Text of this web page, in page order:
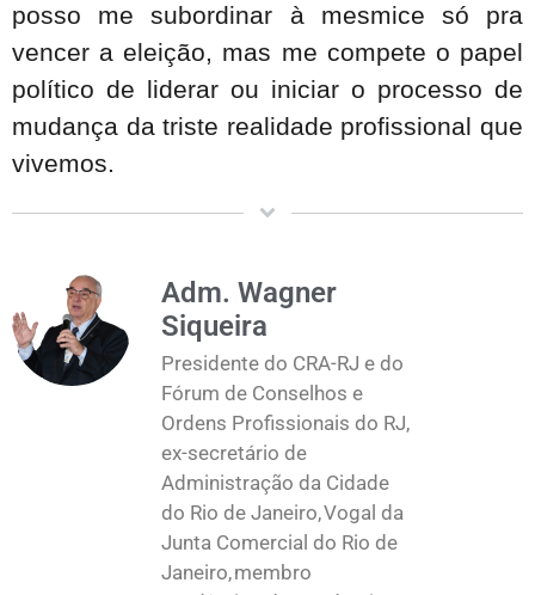
posso me subordinar à mesmice só pra
vencer a eleição, mas me compete o papel
político de liderar ou iniciar o processo de
mudança da triste realidade profissional que
vivemos.
Adm. Wagner
Siqueira
Presidente do CRA-RJ e do
Fórum de Conselhos e
Ordens Profissionais do RJ,
ex-secretário de
Administração da Cidade
do Rio de Janeiro, Vogal da
Junta Comercial do Rio de
Janeiro, membro